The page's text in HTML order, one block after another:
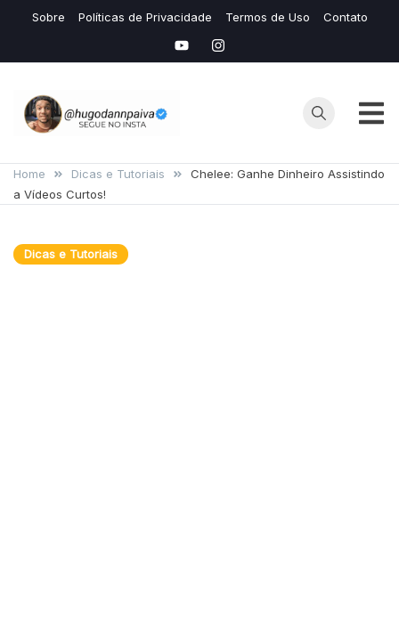
content
Sobre Políticas de Privacidade Termos de Uso Contato
Hugo
Dann
Conteudos de
IAS e Avaliação
Lucrativas
Home Dicas e Tutoriais
Chelee: Ganhe Dinheiro Assistindo
a Vídeos Curtos!
Dicas e Tutoriais